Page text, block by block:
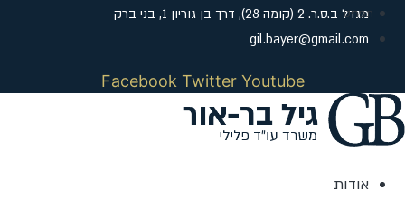
דלג
לתוכן
מגדל ב.ס.ר. 2 (קומה 28), דרך בן גוריון 1, בני ברק
gil.bayer@gmail.com
Facebook Twitter Youtube
אודות